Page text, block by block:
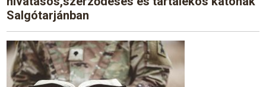
Salgótarjánban